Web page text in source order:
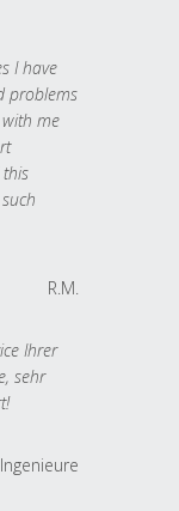
I have
problems
me
R.M.
Ihrer
sehr